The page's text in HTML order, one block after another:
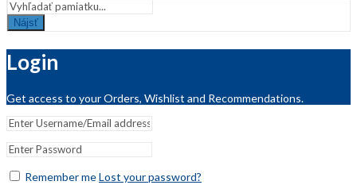
Nájsť
Login
Get access to your Orders, Wishlist and Recommendations.
Remember meLost your password?